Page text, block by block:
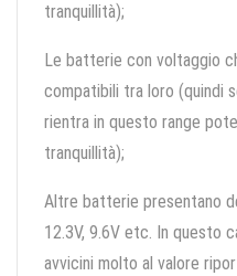
tranquillità);
Le batterie con voltaggio
compatibili tra loro (quindi
rientra in questo range
tranquillità);
Altre batterie presentano
12.3V, 9.6V etc. In questo
avvicini molto al valore